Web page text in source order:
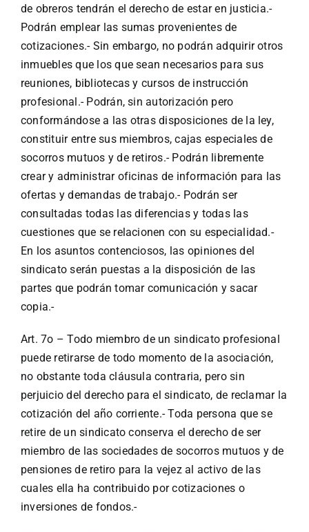
de obreros tendrán el derecho de estar en justicia.-
Podrán emplear las sumas provenientes de
cotizaciones.- Sin embargo, no podrán adquirir otros
inmuebles que los que sean necesarios para sus
reuniones, bibliotecas y cursos de instrucción
profesional.- Podrán, sin autorización pero
conformándose a las otras disposiciones de la ley,
constituir entre sus miembros, cajas especiales de
socorros mutuos y de retiros.- Podrán libremente
crear y administrar oficinas de información para las
ofertas y demandas de trabajo.- Podrán ser
consultadas todas las diferencias y todas las
cuestiones que se relacionen con su especialidad.-
En los asuntos contenciosos, las opiniones del
sindicato serán puestas a la disposición de las
partes que podrán tomar comunicación y sacar
copia.-
Art. 7o – Todo miembro de un sindicato profesional
puede retirarse de todo momento de la asociación,
no obstante toda cláusula contraria, pero sin
perjuicio del derecho para el sindicato, de reclamar la
cotización del año corriente.- Toda persona que se
retire de un sindicato conserva el derecho de ser
miembro de las sociedades de socorros mutuos y de
pensiones de retiro para la vejez al activo de las
cuales ella ha contribuido por cotizaciones o
inversiones de fondos.-